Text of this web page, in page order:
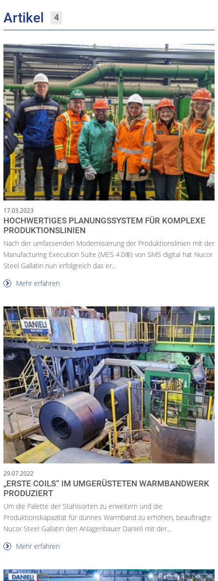
Artikel 4
17.03.2023
HOCHWERTIGES PLANUNGSSYSTEM FÜR KOMPLEXE
PRODUKTIONSLINIEN
Nach der umfassenden Modernisierung der Produktionslinien mit der
Manufacturing Execution Suite (MES 4.0®) von SMS digital hat Nucor
Steel Gallatin nun erfolgreich das er...
Mehr erfahren
29.07.2022
„ERSTE COILS“ IM UMGERÜSTETEN WARMBANDWERK
PRODUZIERT
Um die Palette der Stahlsorten zu erweitern und die
Produktionskapazität für dünnes Warmband zu erhöhen, beauftragte
Nucor Steel Gallatin den Anlagenbauer Danieli mit der...
Mehr erfahren